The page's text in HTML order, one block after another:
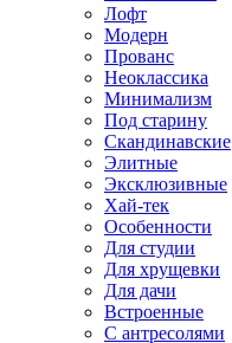
Лофт
Модерн
Прованс
Неоклассика
Минимализм
Под старину
Скандинавские
Элитные
Эксклюзивные
Хай-тек
Особенности
Для студии
Для хрущевки
Для дачи
Встроенные
С антресолями